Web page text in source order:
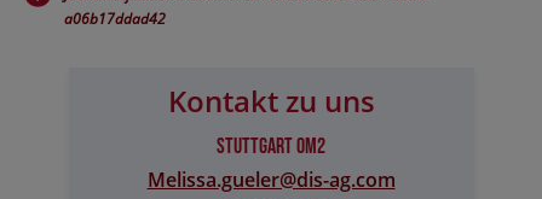
a06b17ddad42
Kontakt zu uns
Stuttgart OM2
Melissa.gueler@​dis-ag.com